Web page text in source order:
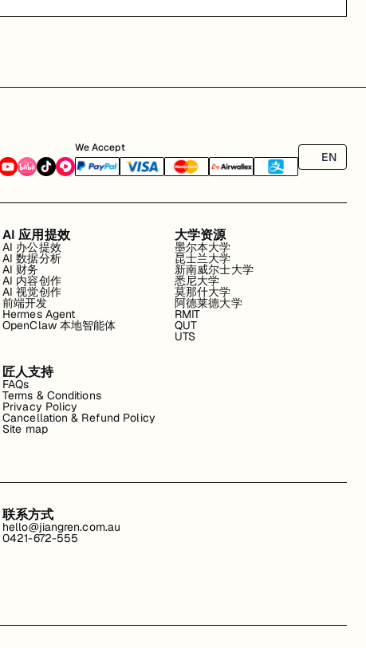
We Accept
EN
AI 应用提效
AI 办公提效
AI 数据分析
AI 财务
AI 内容创作
AI 视觉创作
前端开发
Hermes Agent
OpenClaw 本地智能体
大学资源
墨尔本大学
昆士兰大学
新南威尔士大学
悉尼大学
莫那什大学
阿德莱德大学
RMIT
QUT
UTS
匠人支持
FAQs
Terms & Conditions
Privacy Policy
Cancellation & Refund Policy
Site map
联系方式
hello@jiangren.com.au
0421-672-555